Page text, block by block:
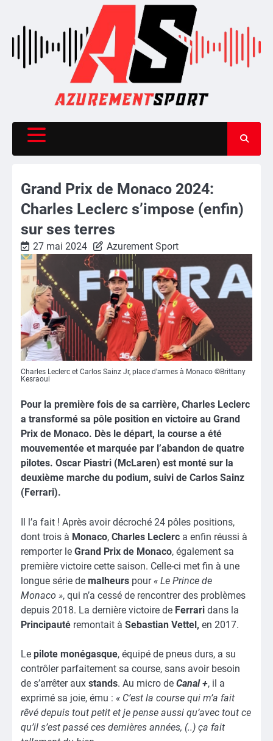
content
Grand Prix de Monaco 2024:
Charles Leclerc s’impose (enfin)
sur ses terres
27 mai 2024 Azurement Sport
Charles Leclerc et Carlos Sainz Jr, place d'armes à Monaco ©Brittany
Kesraoui
Pour la première fois de sa carrière, Charles Leclerc
a transformé sa pôle position en victoire au Grand
Prix de Monaco. Dès le départ, la course a été
mouvementée et marquée par l’abandon de quatre
pilotes. Oscar Piastri (McLaren) est monté sur la
deuxième marche du podium, suivi de Carlos Sainz
(Ferrari).
Il l’a fait ! Après avoir décroché 24 pôles positions,
dont trois à Monaco, Charles Leclerc a enfin réussi à
remporter le Grand Prix de Monaco, également sa
première victoire cette saison. Celle-ci met fin à une
longue série de malheurs pour « Le Prince de
Monaco », qui n’a cessé de rencontrer des problèmes
depuis 2018. La dernière victoire de Ferrari dans la
Principauté remontait à Sebastian Vettel, en 2017.
Le pilote monégasque, équipé de pneus durs, a su
contrôler parfaitement sa course, sans avoir besoin
de s’arrêter aux stands. Au micro de Canal +, il a
exprimé sa joie, ému : « C’est la course qui m’a fait
rêvé depuis tout petit et je pense aussi qu’avec tout ce
qu’il s’est passé ces dernières années, (..) ça fait